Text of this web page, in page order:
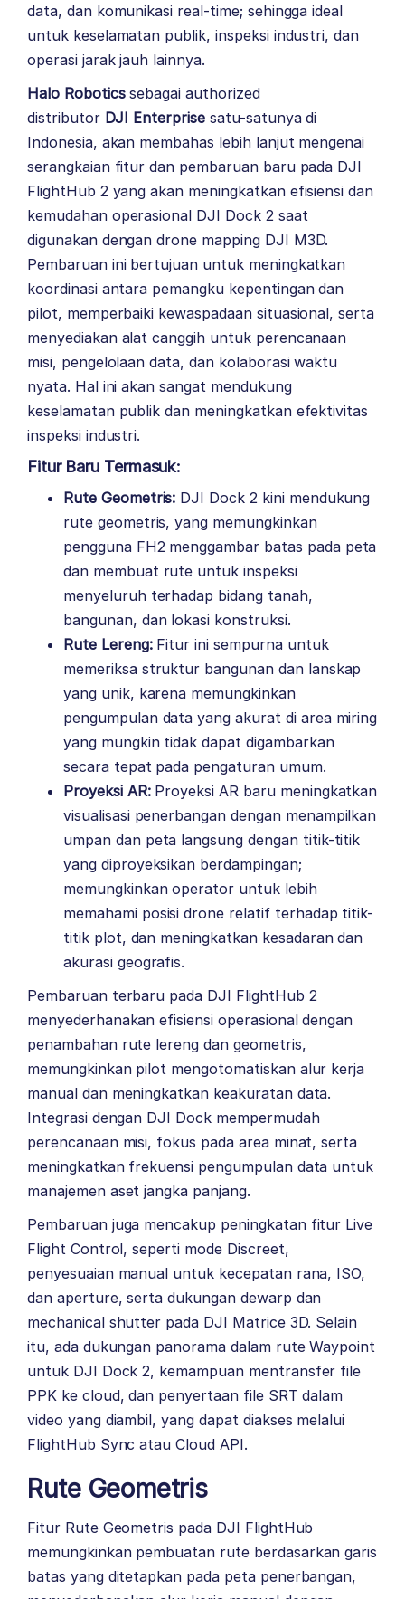
data, dan komunikasi real-time; sehingga ideal
untuk keselamatan publik, inspeksi industri, dan
operasi jarak jauh lainnya.
Halo Roboticssebagai authorized
distributor DJI Enterprisesatu-satunya di
Indonesia, akan membahas lebih lanjut mengenai
serangkaian fitur dan pembaruan baru pada DJI
FlightHub 2 yang akan meningkatkan efisiensi dan
kemudahan operasional DJI Dock 2 saat
digunakan dengan drone mapping DJI M3D.
Pembaruan ini bertujuan untuk meningkatkan
koordinasi antara pemangku kepentingan dan
pilot, memperbaiki kewaspadaan situasional, serta
menyediakan alat canggih untuk perencanaan
misi, pengelolaan data, dan kolaborasi waktu
nyata. Hal ini akan sangat mendukung
keselamatan publik dan meningkatkan efektivitas
inspeksi industri.
Fitur Baru Termasuk:
Rute Geometris: DJI Dock 2 kini mendukung
rute geometris, yang memungkinkan
pengguna FH2 menggambar batas pada peta
dan membuat rute untuk inspeksi
menyeluruh terhadap bidang tanah,
bangunan, dan lokasi konstruksi.
Rute Lereng:Fitur ini sempurna untuk
memeriksa struktur bangunan dan lanskap
yang unik, karena memungkinkan
pengumpulan data yang akurat di area miring
yang mungkin tidak dapat digambarkan
secara tepat pada pengaturan umum.
Proyeksi AR:Proyeksi AR baru meningkatkan
visualisasi penerbangan dengan menampilkan
umpan dan peta langsung dengan titik-titik
yang diproyeksikan berdampingan;
memungkinkan operator untuk lebih
memahami posisi drone relatif terhadap titik-
titik plot, dan meningkatkan kesadaran dan
akurasi geografis.
Pembaruan terbaru pada DJI FlightHub 2
menyederhanakan efisiensi operasional dengan
penambahan rute lereng dan geometris,
memungkinkan pilot mengotomatiskan alur kerja
manual dan meningkatkan keakuratan data.
Integrasi dengan DJI Dock mempermudah
perencanaan misi, fokus pada area minat, serta
meningkatkan frekuensi pengumpulan data untuk
manajemen aset jangka panjang.
Pembaruan juga mencakup peningkatan fitur Live
Flight Control, seperti mode Discreet,
penyesuaian manual untuk kecepatan rana, ISO,
dan aperture, serta dukungan dewarp dan
mechanical shutter pada DJI Matrice 3D. Selain
itu, ada dukungan panorama dalam rute Waypoint
untuk DJI Dock 2, kemampuan mentransfer file
PPK ke cloud, dan penyertaan file SRT dalam
video yang diambil, yang dapat diakses melalui
FlightHub Sync atau Cloud API.
Rute Geometris
Fitur Rute Geometris pada DJI FlightHub
memungkinkan pembuatan rute berdasarkan garis
batas yang ditetapkan pada peta penerbangan,